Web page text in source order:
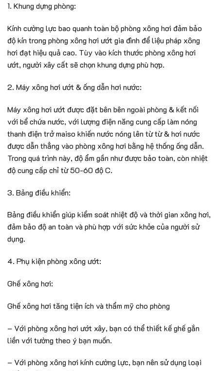
1. Khung dựng phòng:
Kính cường lực bao quanh toàn bộ phòng xông hơi đảm bảo
độ kín trong phòng xông hơi ướt gia đình để liệu pháp xông
hơi đạt hiệu quả cao. Tùy vào kích thước phòng xông hơi
ướt, người xây cất sẽ chọn khung dựng phù hợp.
2. Máy xông hơi ướt & ống dẫn hơi nước:
Máy xông hơi ướt được đặt bên bên ngoài phòng & kết nối
với bể chứa nước, với lượng điện năng cung cấp làm nóng
thanh điện trở maiso khiến nước nóng lên từ từ & hơi nước
được dẫn thẳng vào phòng xông hơi bằng hệ thống ống dẫn.
Trong quá trình này, độ ẩm gần như được bảo toàn, còn nhiệt
độ cung cấp chỉ từ 50-60 độ C.
3. Bảng điều khiển:
Bảng điều khiển giúp kiểm soát nhiệt độ và thời gian xông hơi,
đảm bảo độ an toàn và phù hợp với sức khỏe của người sử
dụng.
4. Phụ kiện phòng xông ướt:
Ghế xông hơi:
Ghế xông hơi tăng tiện ích và thẩm mỹ cho phòng
– Với phòng xông hơi ướt xây, bạn có thể thiết kế ghế gắn
liền với tường theo ý bạn muốn.
– Với phòng xông hơi kính cường lực, bạn nên sử dụng loại